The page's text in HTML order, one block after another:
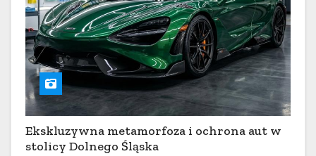
Ekskluzywna metamorfoza i ochrona aut w
stolicy Dolnego Śląska